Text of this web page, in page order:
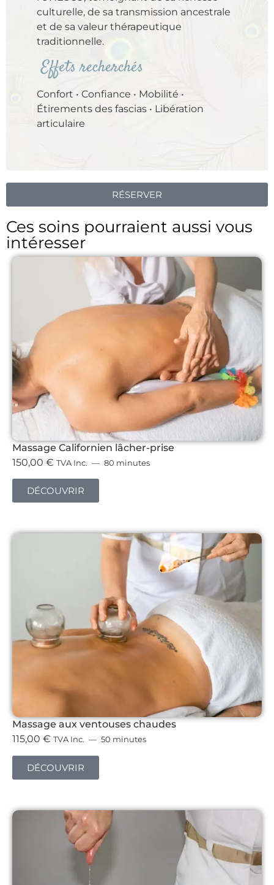
culturelle, de sa transmission ancestrale
et de sa valeur thérapeutique
traditionnelle.
Effets recherchés
Confort • Confiance • Mobilité •
Étirements des fascias • Libération
articulaire
RÉSERVER
Ces soins pourraient aussi vous
intéresser
Massage Californien lâcher-prise
150,00 € TVA Inc. 80 minutes
DÉCOUVRIR
Massage aux ventouses chaudes
115,00 € TVA Inc. 50 minutes
DÉCOUVRIR